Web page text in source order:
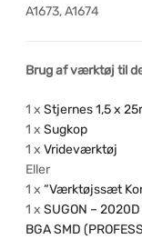
A1673, A1674
Brug af værktøj til
1 x Stjernes 1,5 x
1 x Sugkop
1 x Vrideværktøj
Eller
1 x “Værktøjssæt
1 x SUGON – 2020D
BGA SMD